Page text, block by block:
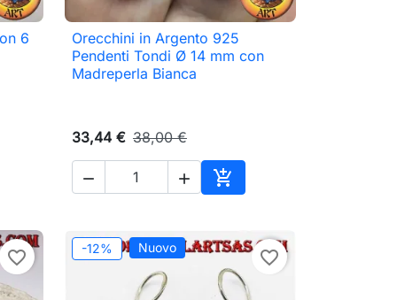
6
al carrello
 Anteprima
Orecchini in Argento 925
Pendenti Tondi Ø 14 mm con
Madreperla Bianca
33,44 € 38,00 €
  
Aggiungi al carrello
favorite_border -12% Nuovo favorite_border